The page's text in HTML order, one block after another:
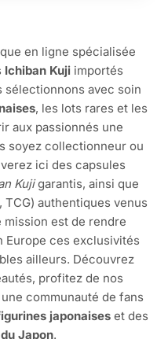
en ligne spécialisée
Ichiban Kuji importés
sélectionnons avec soin
, les lots rares et les
aux passionnés une
soyez collectionneur ou
ici des capsules
Kujigarantis, ainsi que
authentiques venus
est de rendre
Europe ces exclusivités
ailleurs. Découvrez
profitez de nos
communauté de fans
japonaiseset des
Japon.